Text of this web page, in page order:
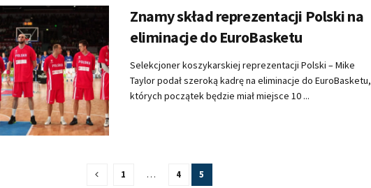
Znamy skład reprezentacji Polski na
eliminacje do EuroBasketu
Selekcjoner koszykarskiej reprezentacji Polski – Mike
Taylor podał szeroką kadrę na eliminacje do EuroBasketu,
których początek będzie miał miejsce 10 ...
1 … 4 5